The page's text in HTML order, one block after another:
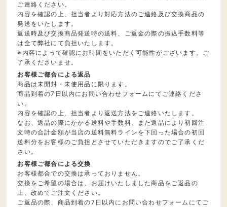
ご連絡ください。
内容を確認の上、担当者より対応方法のご連絡及び交換商品の
発送をいたします。
返送時及び交換商品発送時の送料、ご返金の際の振込手数料等
は全て弊社にて負担いたします。
※内容によって確認にお時間をいただく可能性がございます。ご
了承くださいませ。
お客様ご都合による返品
商品は未開封・未使用品に限ります。
商品到着の7日以内にお問い合わせフォームにてご連絡くださ
い。
内容を確認の上、担当者より返送方法をご連絡いたします。
なお、返品の際にかかる送料や手数料、また返品により初回注
文時の合計金額が当店の送料無料ラインを下回った場合の初回
送料分をお客様のご負担とさせていただきますのでご了承くだ
さい。
お客様ご都合による交換
お客様都合での交換は承っておりません。
交換をご希望の場合は、お届けいたしました商品をご返品の
上、改めてご注文ください。
ご返品の際、商品到着の7日以内にお問い合わせフォームにてご